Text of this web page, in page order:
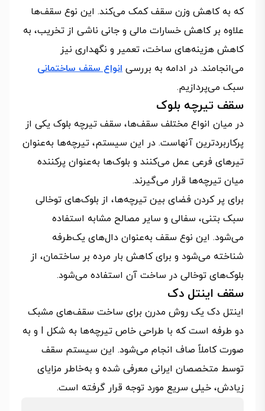
که به کاهش وزن سقف کمک می‌کند. این نوع سقف‌ها
علاوه بر کاهش خسارات مالی و جانی ناشی از تخریب، به
کاهش هزینه‌های ساخت، تعمیر و نگهداری نیز
می‌انجامند. در ادامه به بررسی انواع سقف ساختمانی
سبک می‌پردازیم.
سقف تیرچه بلوک
در میان انواع مختلف سقف‌ها، سقف تیرچه بلوک یکی از
پرکاربردترین آنهاست. در این سیستم، تیرچه‌ها به‌عنوان
تیرهای فرعی عمل می‌کنند و بلوک‌ها به‌عنوان پرکننده
میان تیرچه‌ها قرار می‌گیرند.
برای پر کردن فضای بین تیرچه‌ها، از بلوک‌های توخالی
سبک بتنی، سفالی و سایر مصالح مشابه استفاده
می‌شود. این نوع سقف به‌عنوان دال‌های یک‌طرفه
شناخته می‌شود و برای کاهش بار مرده بر ساختمان، از
بلوک‌های توخالی در ساخت آن استفاده می‌شود.
سقف اینتل دک
اینتل دک یک روش مدرن برای ساخت سقف‌های مشبک
دو طرفه است که با طراحی خاص تیرچه‌ها به شکل I و به
صورت کاملاً صاف انجام می‌شود. این سیستم سقف
توسط متخصصان ایرانی معرفی شده و به‌خاطر مزایای
زیادش، خیلی سریع مورد توجه قرار گرفته است.